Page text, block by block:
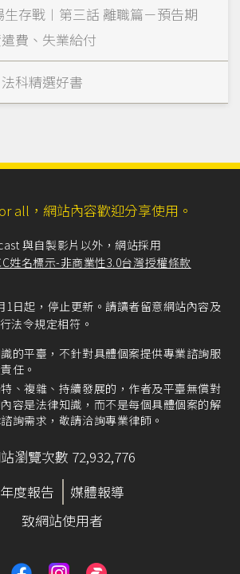
存戰︱第三話 離職篇－預告期
費、失業給付
科精選好書
all，網站內容歡迎分享使用。
與自製影片以外，網站採用
姓名標示-非商業性3.0台灣授權條款
1日起，停止更新。請讀者留意網站內容及
法令規定相符。
的平臺，不針對具體個案提供專業諮詢服
任。
、複雜、持續發展的，作者及平臺無償對
容是法律知識，而不是每個具體個案的解
詢需求，敬請洽詢專業律師。
瀏覽次數 72,932,776
年度報告
媒體報導
致網站使用者